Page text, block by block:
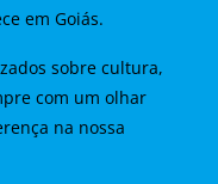
em Goiás.
sobre cultura,
com um olhar
na nossa